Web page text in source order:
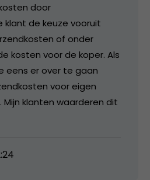
door
klant de keuze vooruit
of onder
kosten voor de koper. Als
eens er over te gaan
voor eigen
klanten waarderen dit